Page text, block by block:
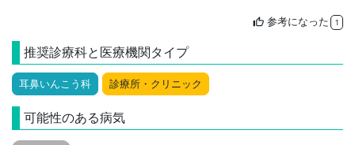
thumb_up 参考になった 1
推奨診療科と医療機関タイプ
耳鼻いんこう科 診療所・クリニック
可能性のある病気